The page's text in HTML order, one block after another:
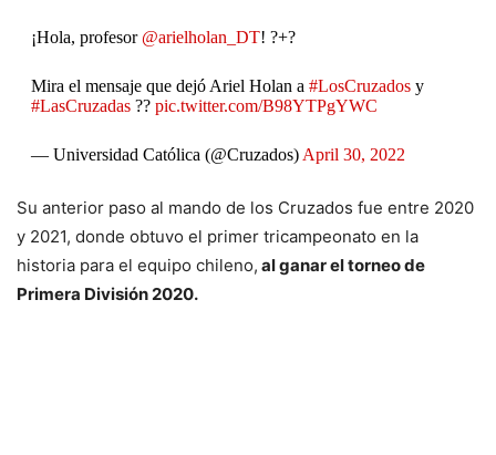
¡Hola, profesor @arielholan_DT! ?+?
Mira el mensaje que dejó Ariel Holan a #LosCruzadosy
#LasCruzadas?? pic.twitter.com/B98YTPgYWC
— Universidad Católica (@Cruzados) April 30, 2022
Su anterior paso al mando de los Cruzados fue entre 2020
y 2021, donde obtuvo el primer tricampeonato en la
historia para el equipo chileno, al ganar el torneo de
Primera División 2020.